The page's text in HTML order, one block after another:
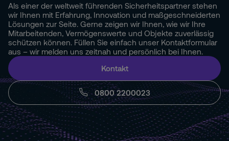
Thermalkamera/Wärmebildkamera
Spezielle Kameras
Als einer der weltweit führenden Sicherheitspartner stehen
wir Ihnen mit Erfahrung, Innovation und maßgeschneiderten
Lösungen zur Seite. Gerne zeigen wir Ihnen, wie wir Ihre
Mitarbeitenden, Vermögenswerte und Objekte zuverlässig
schützen können. Füllen Sie einfach unser Kontaktformular
aus – wir melden uns zeitnah und persönlich bei Ihnen.
0800 2200023
Kontakt